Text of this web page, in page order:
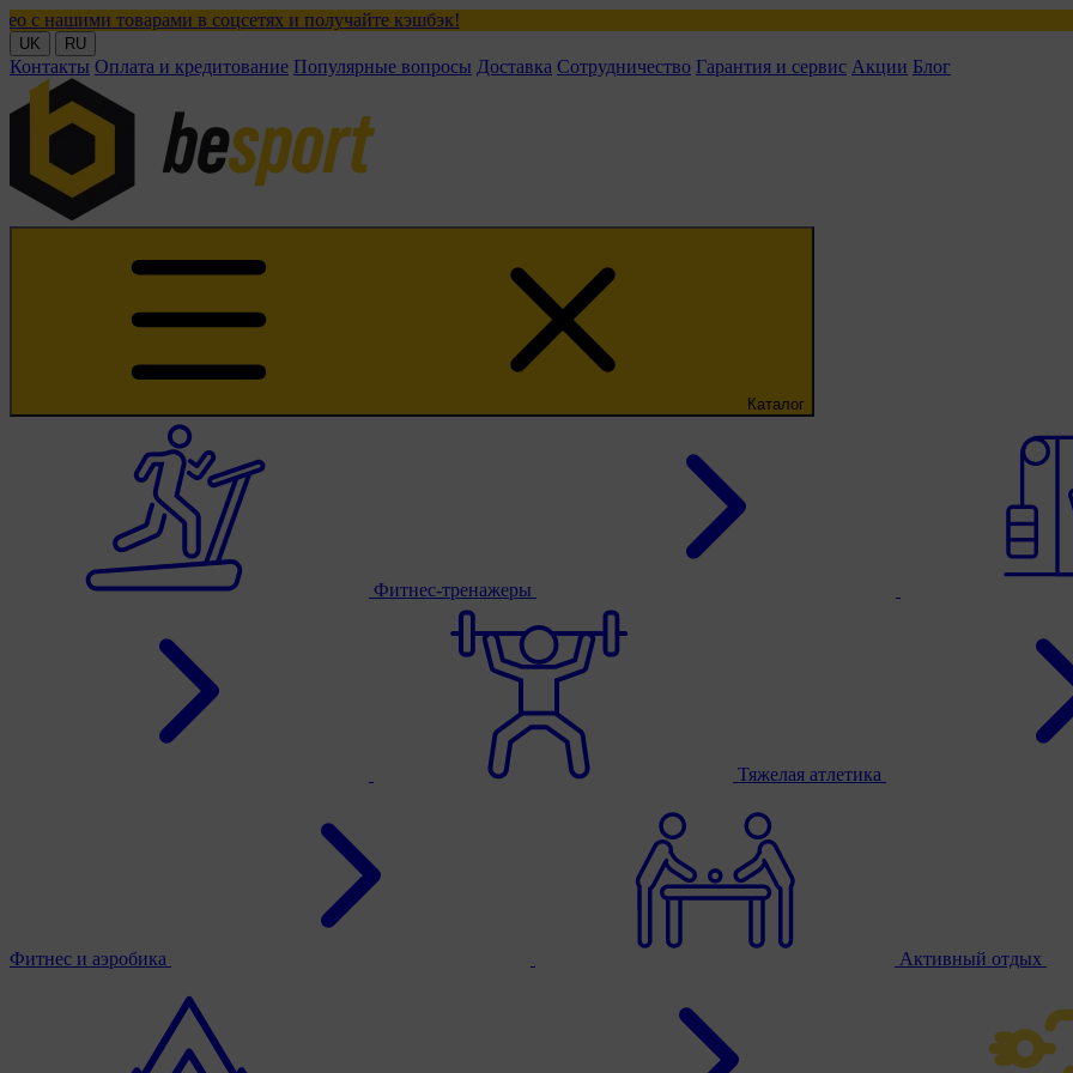
в соцсетях и получайте кэшбэк!
UK RU
Контакты Оплата и кредитование Популярные вопросы Доставка Сотрудничество Гарантия и сервис Акции Блог
Каталог
Фитнес-тренажеры
Тяжелая атлетика
Фитнес и аэробика Активный отдых